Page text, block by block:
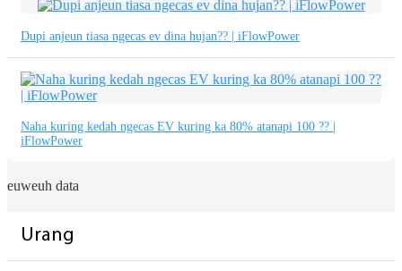
Dupi anjeun tiasa ngecas ev dina hujan?? | iFlowPower
Naha kuring kedah ngecas EV kuring ka 80% atanapi 100 ?? |
iFlowPower
euweuh data
Urang